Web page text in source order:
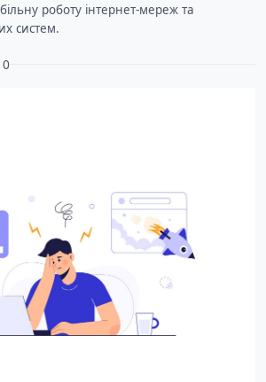
роботу інтернет-мереж та
систем.
0